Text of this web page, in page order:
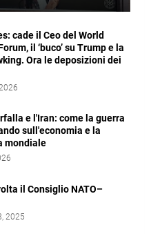
cade il Ceo del World
il ‘buco’ su Trump e la
Ora le deposizioni dei
e l'Iran: come la guerra
sull'economia e la
mondiale
il Consiglio NATO–
2025